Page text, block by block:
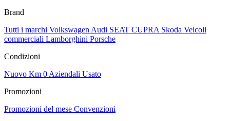
Brand
Tutti i marchi Volkswagen Audi SEAT CUPRA Skoda Veicoli
commerciali Lamborghini Porsche
Condizioni
Nuovo Km 0 Aziendali Usato
Promozioni
Promozioni del mese Convenzioni